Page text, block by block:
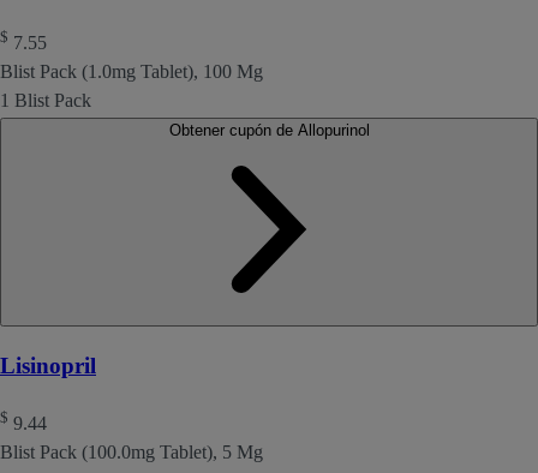
$ 7.55
Blist Pack (1.0mg Tablet), 100 Mg
1 Blist Pack
Lisinopril
$ 9.44
Blist Pack (100.0mg Tablet), 5 Mg